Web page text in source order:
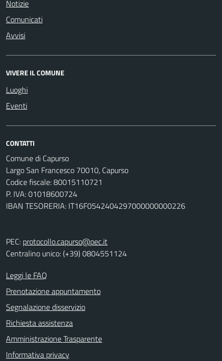
Notizie
Comunicati
Avvisi
VIVERE IL COMUNE
Luoghi
Eventi
CONTATTI
Comune di Capurso
Largo San Francesco 70010, Capurso
Codice fiscale: 80015110721
P. IVA: 01018600724
IBAN TESORERIA: IT16F0542404297000000000226
PEC: protocollo.capurso@pec.it
Centralino unico: (+39) 0804551124
Leggi le FAQ
Prenotazione appuntamento
Segnalazione disservizio
Richiesta assistenza
Amministrazione Trasparente
Informativa privacy